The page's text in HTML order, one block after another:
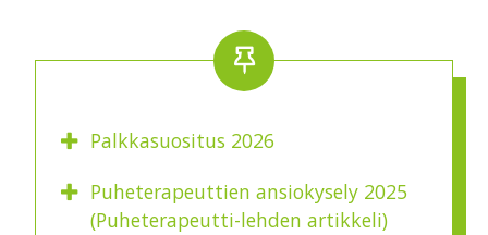
Palkkasuositus 2026
Puheterapeuttien ansiokysely 2025
(Puheterapeutti-lehden artikkeli)